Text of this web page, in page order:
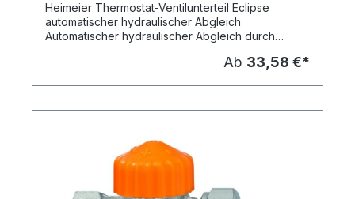
Heimeier Thermostat-Ventilunterteil Eclipse
automatischer hydraulischer Abgleich
Automatischer hydraulischer Abgleich durch
Durchfluss im Heizkörper nie überschritten auch
Heizkörper wird direkt am Thermostat-
Einstellschlüssels stufenlos eingestellt werden,
Einstellung 1-15 - Durchflussbereich: von 10 bis 150
l/h Das komplette Thermostat-Oberteil kann mit
dem Heimeier-Montagegerät ohne Entleeren der
Ab 33,58 €*